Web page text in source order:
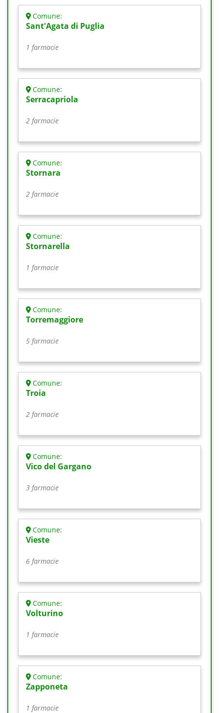
Comune:
Sant'Agata di Puglia
1 farmacie
Comune:
Serracapriola
2 farmacie
Comune:
Stornara
2 farmacie
Comune:
Stornarella
1 farmacie
Comune:
Torremaggiore
5 farmacie
Comune:
Troia
2 farmacie
Comune:
Vico del Gargano
3 farmacie
Comune:
Vieste
6 farmacie
Comune:
Volturino
1 farmacie
Comune:
Zapponeta
1 farmacie